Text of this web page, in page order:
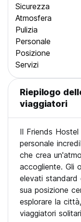
Sicurezza
Atmosfera
Pulizia
Personale
Posizione
Servizi
Riepilogo
viaggiatori
Il Friends
personale
che crea
accogliente. Gli
elevati standard
sua posizione
esplorare la
viaggiatori